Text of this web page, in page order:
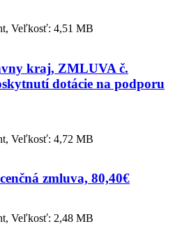
Veľkosť: 4,51 MB
kraj, ZMLUVA č.
dotácie na podporu
Veľkosť: 4,72 MB
zmluva, 80,40€
Veľkosť: 2,48 MB